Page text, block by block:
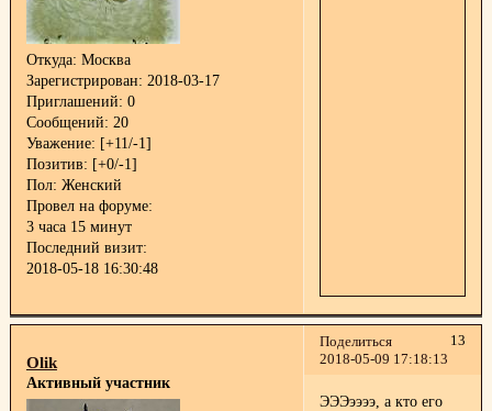
Откуда: Москва
Зарегистрирован: 2018-03-17
Приглашений: 0
Сообщений: 20
Уважение: [+11/-1]
Позитив: [+0/-1]
Пол: Женский
Провел на форуме:
3 часа 15 минут
Последний визит:
2018-05-18 16:30:48
Поделиться
13
2018-05-09 17:18:13
Olik
Активный участник
ЭЭЭээээ, а кто его